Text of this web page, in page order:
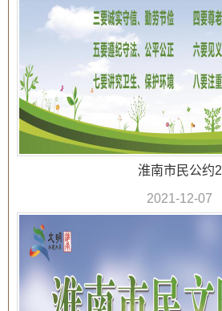
淮南市民公约2
2021-12-07